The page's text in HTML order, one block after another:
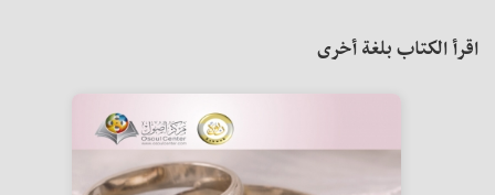
اقرأ الكتاب بلغة أخرى